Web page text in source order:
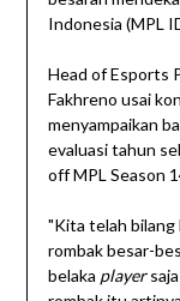
Indonesia (MPL
Head of Esports
Fakhreno usai
menyampaikan
evaluasi tahun
off MPL Season
"Kita telah bilang
rombak besar-
belaka player